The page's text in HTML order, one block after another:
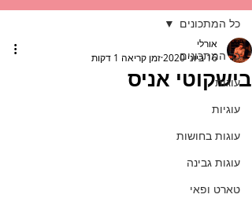
כל המתכונים
עוגות
עוגיות
עוגות בחושות
עוגות גבינה
טארט ופאי
כל המתכונים
בישקוטי אניס
אורלי
16 ביוני 2020
זמן קריאה 1 דקות